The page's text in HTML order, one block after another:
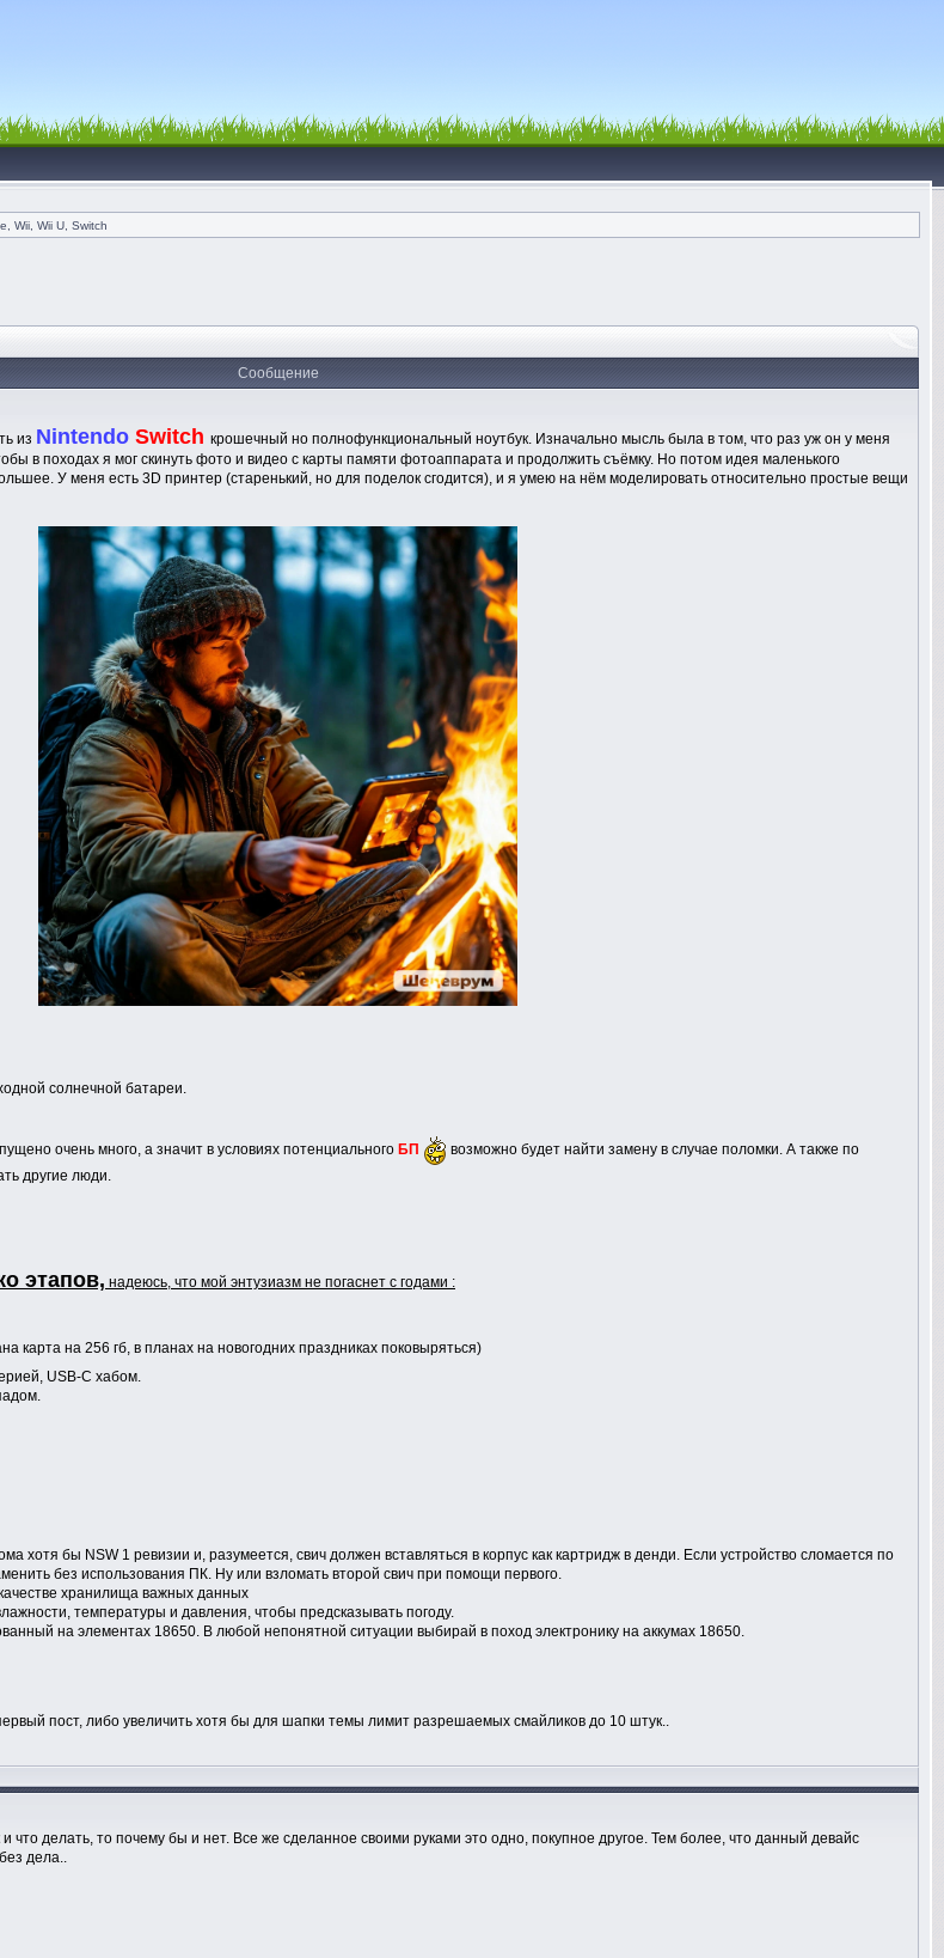
Wii, Wii U, Switch
Сообщение
из Nintendo Switch крошечный но полнофункциональный ноутбук. Изначально мысль была в том, что раз уж он у меня
в походах я мог скинуть фото и видео с карты памяти фотоаппарата и продолжить съёмку. Но потом идея маленького
У меня есть 3D принтер (старенький, но для поделок сгодится), и я умею на нём моделировать относительно простые вещи
солнечной батареи.
очень много, а значит в условиях потенциального БП
возможно будет найти замену в случае поломки. А также по
другие люди.
этапов, надеюсь, что мой энтузиазм не погаснет с годами :
карта на 256 гб, в планах на новогодних праздниках поковыряться)
USB-C хабом.
хотя бы NSW 1 ревизии и, разумеется, свич должен вставляться в корпус как картридж в денди. Если устройство сломается по
без использования ПК. Ну или взломать второй свич при помощи первого.
хранилища важных данных
температуры и давления, чтобы предсказывать погоду.
на элементах 18650. В любой непонятной ситуации выбирай в поход электронику на аккумах 18650.
пост, либо увеличить хотя бы для шапки темы лимит разрешаемых смайликов до 10 штук..
что делать, то почему бы и нет. Все же сделанное своими руками это одно, покупное другое. Тем более, что данный девайс
дела..